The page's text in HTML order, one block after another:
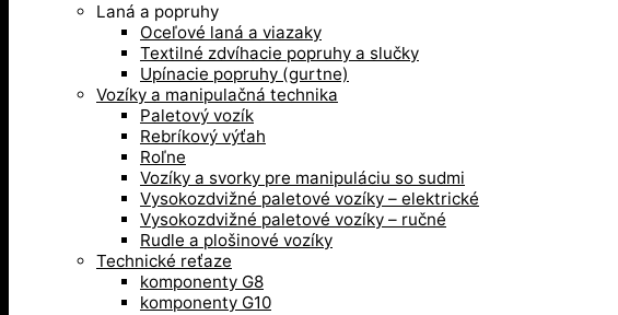
Laná a popruhy
Oceľové laná a viazaky
Textilné zdvíhacie popruhy a slučky
Upínacie popruhy (gurtne)
Vozíky a manipulačná technika
Paletový vozík
Rebríkový výťah
Roľne
Vozíky a svorky pre manipuláciu so sudmi
Vysokozdvižné paletové vozíky – elektrické
Vysokozdvižné paletové vozíky – ručné
Rudle a plošinové vozíky
Technické reťaze
komponenty G8
komponenty G10